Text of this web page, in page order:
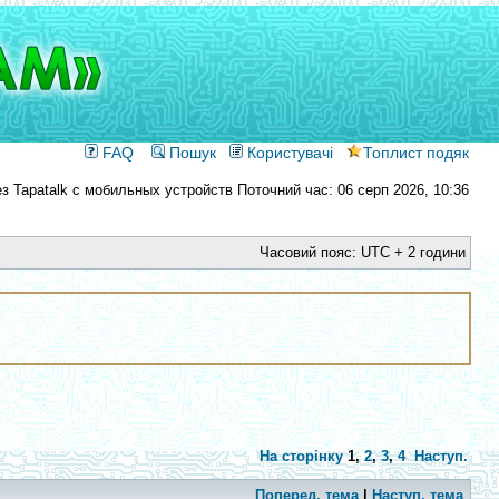
FAQ Пошук Користувачі Топлист подяк
Поточний час: 06 серп 2026, 10:36
Часовий пояс: UTC + 2 години
На сторінку 1, 2,3,4 Наступ.
Поперед. тема Наступ. тема